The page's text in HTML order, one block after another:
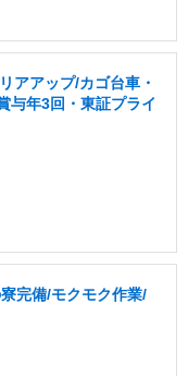
アアップ/カゴ台車・
与年3回・東証プライ
完備/モクモク作業/